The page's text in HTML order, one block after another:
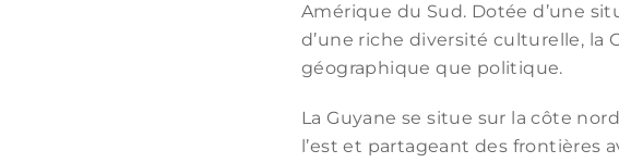
Amérique du Sud. Dotée d’une
d’une riche diversité culturelle, la
géographique que politique.
La Guyane se situe sur la côte
l’est et partageant des frontières